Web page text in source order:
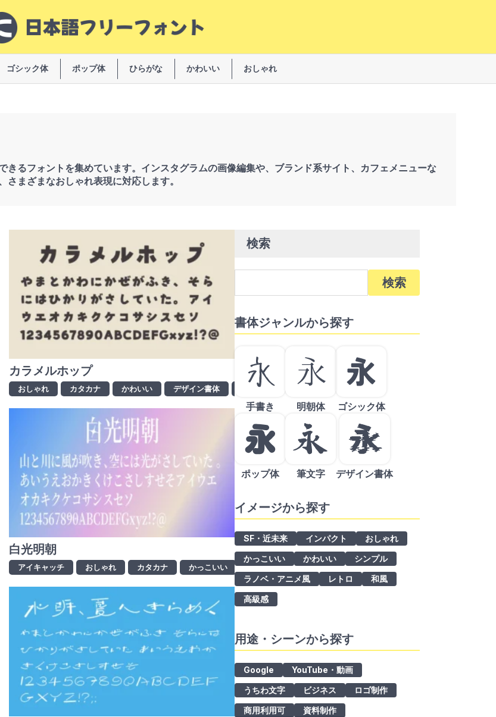
ゴシック体 ポップ体 ひらがな かわいい おしゃれ
るフォントを集めています。インスタグラムの画像編集や、ブランド系サイト、カフェメニューな
まざまなおしゃれ表現に対応します。
トライン インパクト おしゃれ カタカナ かっこいい デザイン書体 ロゴ制作
カラメルホップ
おしゃれ カタカナ かわいい デザイン書体 ひらがな ポップ体 ロゴ制作
かわいい ひらがな ロゴ制作 商用利用可 手書き風 漢字
白光明朝
アイキャッチ おしゃれ カタカナ かっこいい デザイン書体 ひらがな ロゴ制作
検索
書体ジャンルから探す
手書き 明朝体 ゴシック体
ポップ体 筆文字 デザイン書体
イメージから探す
SF・近未来 インパクト
おしゃれ
かっこいい
かわいい
シンプル
ラノベ・アニメ風
レトロ
和風
高級感
用途・シーンから探す
Google
YouTube・動画
うちわ文字
ビジネス
ロゴ制作
商用利用可
資料制作